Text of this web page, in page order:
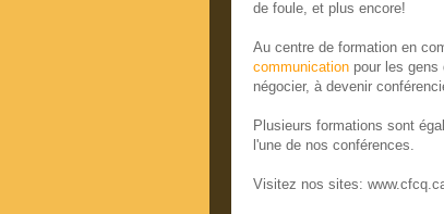
de foule, et plus encore!
Au centre de formation en
communication pour les gens
négocier, à devenir
Plusieurs formations sont
l'une de nos conférences.
Visitez nos sites: